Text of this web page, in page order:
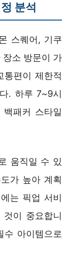
분석
스퀘어, 기쿠
소 방문이 가
통편이 제한적
. 하루 7~9시
패커 스타일
움직일 수 있
가 높아 계획
는 픽업 서비
이 중요합니
아이템으로